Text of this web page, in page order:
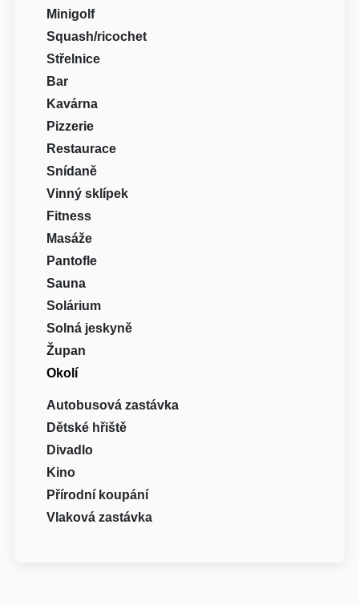
Minigolf
Squash/ricochet
Střelnice
Bar
Kavárna
Pizzerie
Restaurace
Snídaně
Vinný sklípek
Fitness
Masáže
Pantofle
Sauna
Solárium
Solná jeskyně
Župan
Okolí
Autobusová zastávka
Dětské hřiště
Divadlo
Kino
Přírodní koupání
Vlaková zastávka